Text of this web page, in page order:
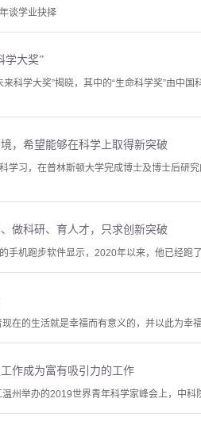
谈学业抉择
学大奖”
来科学大奖”揭晓，其中的“生命科学奖”由中
，希望能够在科学上取得新突破
学习，在普林斯顿大学完成博士及博士后研
做科研、育人才，只求创新突破
手机跑步软件显示，2020年以来，他已经跑
现在的生活就是幸福而有意义的，并以此为
作成为富有吸引力的工作
州举办的2019世界青年科学家峰会上，中